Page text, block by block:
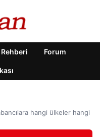
Forum
hangi ülkeler hangi